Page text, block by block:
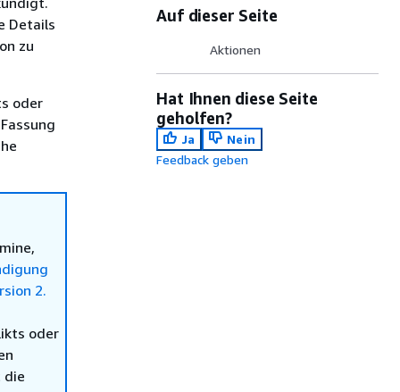
Details
zu
oder
2.
oder
die
Auf dieser Seite
Aktionen
Hat Ihnen diese Seite
geholfen?
Ja
Nein
Feedback geben